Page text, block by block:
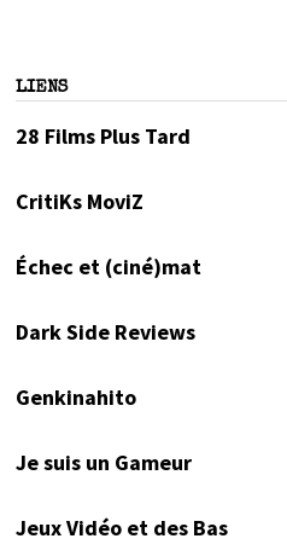
LIENS
28 Films Plus Tard
CritiKs MoviZ
Échec et (ciné)mat
Dark Side Reviews
Genkinahito
Je suis un Gameur
Jeux Vidéo et des Bas